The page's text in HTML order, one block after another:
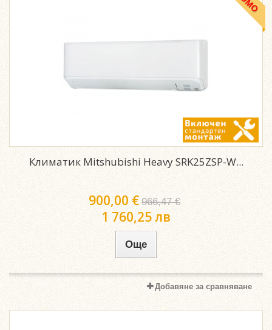
Климатик Mitshubishi Heavy SRK25ZSP-W...
900,00 € 966,47 €
1 760,25 лв
Още
Добавяне за сравняване